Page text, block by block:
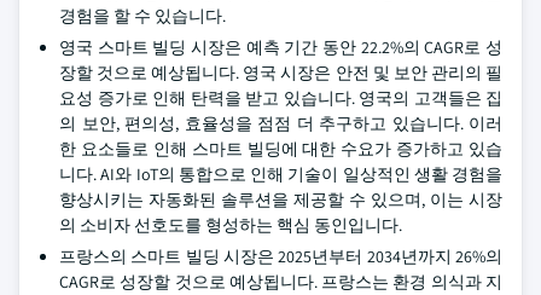
경험을 할 수 있습니다.
영국 스마트 빌딩 시장은 예측 기간 동안 22.2%의 CAGR로 성
장할 것으로 예상됩니다. 영국 시장은 안전 및 보안 관리의 필
요성 증가로 인해 탄력을 받고 있습니다. 영국의 고객들은 집
의 보안, 편의성, 효율성을 점점 더 추구하고 있습니다. 이러
한 요소들로 인해 스마트 빌딩에 대한 수요가 증가하고 있습
니다. AI와 IoT의 통합으로 인해 기술이 일상적인 생활 경험을
향상시키는 자동화된 솔루션을 제공할 수 있으며, 이는 시장
의 소비자 선호도를 형성하는 핵심 동인입니다.
프랑스의 스마트 빌딩 시장은 2025년부터 2034년까지 26%의
CAGR로 성장할 것으로 예상됩니다. 프랑스는 환경 의식과 지